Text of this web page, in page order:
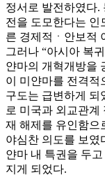
정서로 발전하였다.
전을 도모한다는 인
른 경제적ㆍ안보적
그러나 “아시아 복
얀마의 개혁개방을
이 미얀마를 전격적
구도는 급변하게 되
로 미국과 외교관계
재 해제를 유인함으
야심찬 의도를 보였
얀마 내 특권을 두
지게 되었다.